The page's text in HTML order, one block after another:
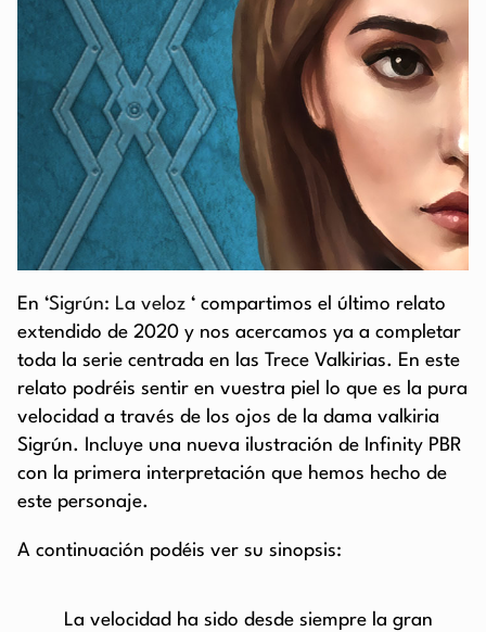
En ‘Sigrún: La veloz ‘ compartimos el último relato
extendido de 2020 y nos acercamos ya a completar
toda la serie centrada en las Trece Valkirias. En este
relato podréis sentir en vuestra piel lo que es la pura
velocidad a través de los ojos de la dama valkiria
Sigrún. Incluye una nueva ilustración de Infinity PBR
con la primera interpretación que hemos hecho de
este personaje.
A continuación podéis ver su sinopsis:
La velocidad ha sido desde siempre la gran